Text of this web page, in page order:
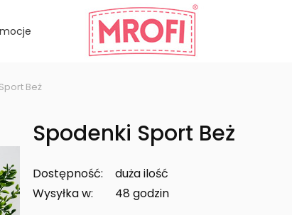
Beż
Spodenki Sport Beż
Dostępność:
duża ilość
Wysyłka w:
48 godzin